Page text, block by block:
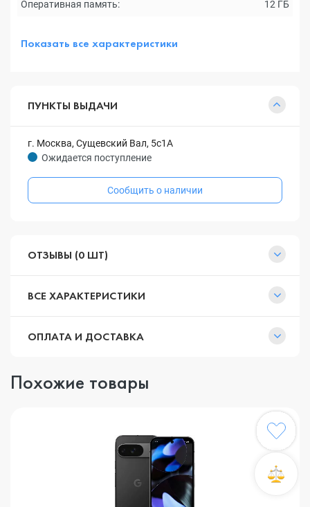
Оперативная память: 12 ГБ
Показать все характеристики
ПУНКТЫ ВЫДАЧИ
г. Москва, Сущевский Вал, 5с1А
Ожидается поступление
Сообщить о наличии
ОТЗЫВЫ (0 ШТ)
ВСЕ ХАРАКТЕРИСТИКИ
ОПЛАТА И ДОСТАВКА
Похожие товары